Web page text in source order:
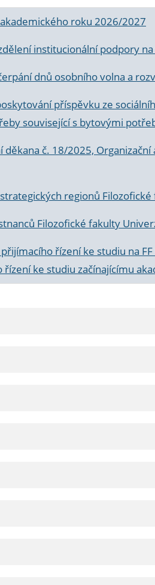
roku 2026/2027
institucionální podpory
dnů osobního volna a
příspěvku ze
související s bytovými
č. 18/2025,
regionů
Filozofické fakulty
řízení ke studiu na
ke studiu začínajícímu